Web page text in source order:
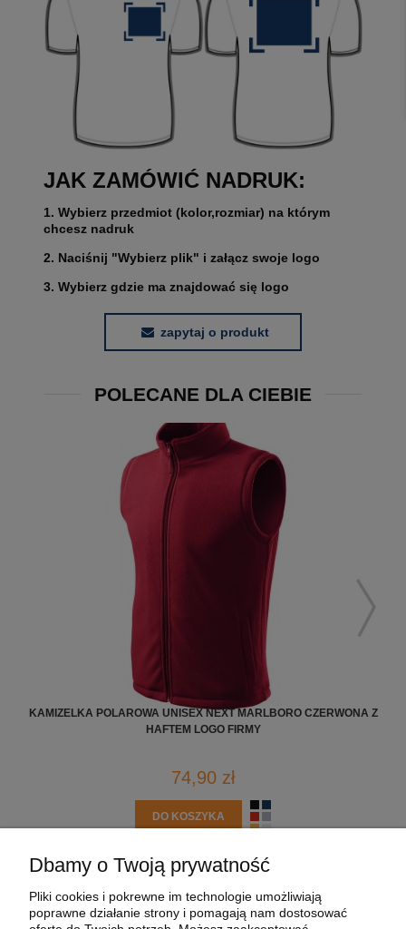
JAK ZAMÓWIĆ NADRUK:
1. Wybierz przedmiot (kolor,rozmiar) na którym
chcesz nadruk
2. Naciśnij "Wybierz plik" i załącz swoje logo
3. Wybierz gdzie ma znajdować się logo
zapytaj o produkt
POLECANE DLA CIEBIE
KAMIZELKA POLAROWA UNISEX NEXT MARLBORO CZERWONA Z
HAFTEM LOGO FIRMY
74,90 zł
DO KOSZYKA
MOJE KONTO
Dbamy o Twoją prywatność
Pliki cookies i pokrewne im technologie umożliwiają
poprawne działanie strony i pomagają nam dostosować